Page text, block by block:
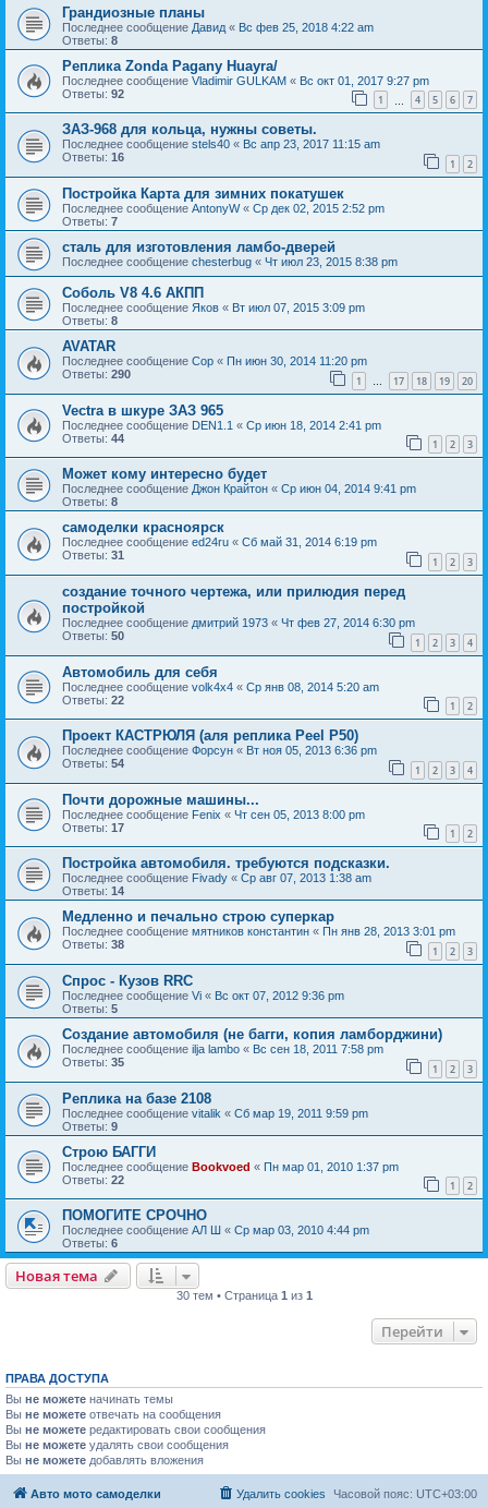
Грандиозные планы
Последнее сообщение Давид « Вс фев 25, 2018 4:22 am
Ответы: 8
Реплика Zonda Pagany Huayra/
Последнее сообщение Vladimir GULKAM « Вс окт 01, 2017 9:27 pm
Ответы: 92 1 4 5 6 7
ЗАЗ-968 для кольца, нужны советы.
Последнее сообщение stels40 « Вс апр 23, 2017 11:15 am
Ответы: 16 1 2
Постройка Карта для зимних покатушек
Последнее сообщение AntonyW« Ср дек 02, 2015 2:52 pm
Ответы: 7
сталь для изготовления ламбо-дверей
Последнее сообщение chesterbug « Чт июл 23, 2015 8:38 pm
Соболь V8 4.6 АКПП
Последнее сообщение Яков « Вт июл 07, 2015 3:09 pm
Ответы: 8
AVATAR
Последнее сообщение Cop « Пн июн 30, 2014 11:20 pm
Ответы: 290 1 … 17 18 19 20
Vectra в шкуре ЗАЗ 965
Последнее сообщение DEN1.1 « Ср июн 18, 2014 2:41 pm
Ответы: 44 1 2 3
Может кому интересно будет
Последнее сообщение Джон Крайтон « Ср июн 04, 2014 9:41 pm
Ответы: 8
самоделки красноярск
Последнее сообщение ed24ru « Сб май 31, 2014 6:19 pm
Ответы: 31 1 2 3
создание точного чертежа, или прилюдия перед
постройкой
Последнее сообщение дмитрий 1973 « Чт фев 27, 2014 6:30 pm
Ответы: 50 1 2 3 4
Автомобиль для себя
Последнее сообщение volk4x4 « Ср янв 08, 2014 5:20 am
Ответы: 22 1 2
Проект КАСТРЮЛЯ (аля реплика Peel P50)
Последнее сообщение Форсун « Вт ноя 05, 2013 6:36 pm
Ответы: 54 1 2 3 4
Почти дорожные машины...
Последнее сообщение Fenix « Чт сен 05, 2013 8:00 pm
Ответы: 17 1 2
Постройка автомобиля. требуются подсказки.
Последнее сообщение Fivady « Ср авг 07, 2013 1:38 am
Ответы: 14
Медленно и печально строю суперкар
Последнее сообщение мятников константин « Пн янв 28, 2013 3:01 pm
Ответы: 38 1 2 3
Спрос - Кузов RRC
Последнее сообщение Vi « Вс окт 07, 2012 9:36 pm
Ответы: 5
Создание автомобиля (не багги, копия ламборджини)
Последнее сообщение ilja lambo « Вс сен 18, 2011 7:58 pm
Ответы: 35 1 2 3
Реплика на базе 2108
Последнее сообщение vitalik « Сб мар 19, 2011 9:59 pm
Ответы: 9
Строю БАГГИ
Последнее сообщение Bookvoed « Пн мар 01, 2010 1:37 pm
Ответы: 22 1 2
ПОМОГИТЕ СРОЧНО
Последнее сообщение АЛ Ш « Ср мар 03, 2010 4:44 pm
Ответы: 6
Новая тема
30 тем • Страница 1 из 1
Перейти
ПРАВА ДОСТУПА
Вы не можете начинать темы
Вы не можете отвечать на сообщения
Вы не можете редактировать свои сообщения
Вы не можете удалять свои сообщения
Вы не можете добавлять вложения
Авто мото самоделки Часовой пояс: UTC+03:00
Удалить cookies